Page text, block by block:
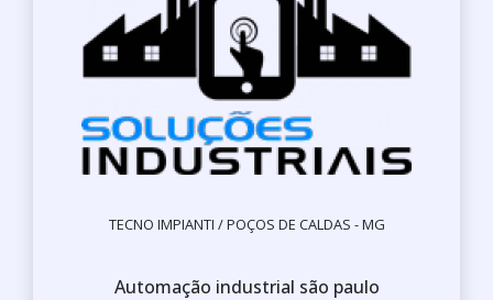
TECNO IMPIANTI / POÇOS DE CALDAS - MG
Automação industrial são paulo